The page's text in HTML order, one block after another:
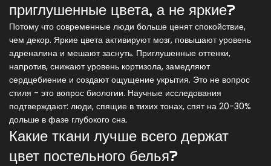
приглушенные цвета, а не яркие?
Потому что современные люди больше ценят спокойствие,
чем декор. Яркие цвета активируют мозг, повышают уровень
адреналина и мешают заснуть. Приглушенные оттенки,
напротив, снижают уровень кортизола, замедляют
сердцебиение и создают ощущение укрытия. Это не вопрос
стиля - это вопрос биологии. Научные исследования
подтверждают: люди, спящие в тихих тонах, спят на 20-30%
дольше в фазе глубокого сна.
Какие ткани лучше всего держат
цвет постельного белья?